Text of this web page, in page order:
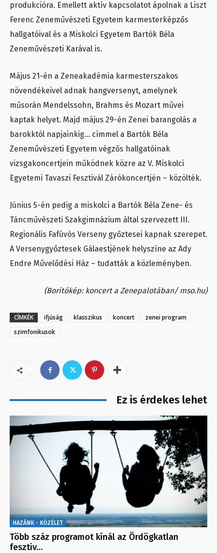
produkcióra. Emellett aktív kapcsolatot ápolnak a Liszt
Ferenc Zeneművészeti Egyetem karmesterképzős
hallgatóival és a Miskolci Egyetem Bartók Béla
Zeneművészeti Karával is.
Május 21-én a Zeneakadémia karmesterszakos
növendékeivel adnak hangversenyt, amelynek
műsorán Mendelssohn, Brahms és Mozart művei
kaptak helyet. Majd május 29-én Zenei barangolás a
barokktól napjainkig… címmel a Bartók Béla
Zeneművészeti Egyetem végzős hallgatóinak
vizsgakoncertjein működnek közre az V. Miskolci
Egyetemi Tavaszi Fesztivál Zárókoncertjén – közölték.
Június 5-én pedig a miskolci a Bartók Béla Zene- és
Táncművészeti Szakgimnázium által szervezett III.
Regionális Fafúvós Verseny győztesei kapnak szerepet.
A Versenygyőztesek Gálaestjének helyszíne az Ady
Endre Művelődési Ház – tudatták a közleményben.
(Borítókép: koncert a Zenepalotában/ mso.hu)
CÍMKÉK ifjúság klasszikus koncert
zenei program
szimfonikusok
Ez is érdekes lehet
HAZÁNK - KÖZÉLET
Több száz programot kínál az Ördögkatlan
fesztiv…